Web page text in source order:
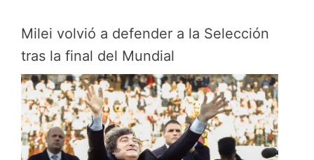
Milei volvió a defender a la Selección
tras la final del Mundial